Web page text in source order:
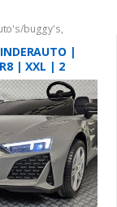
buggy's,
Audi
|
| XXL | 2
| 24 VOLT |